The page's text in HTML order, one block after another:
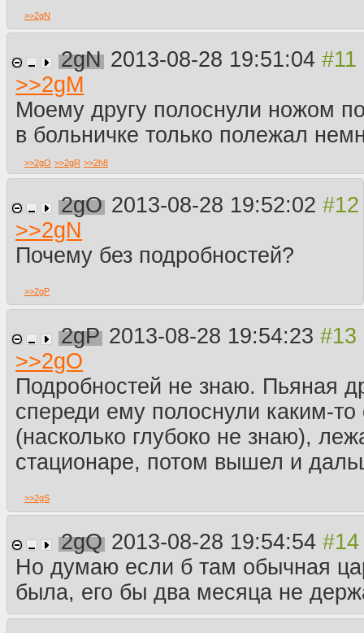
>>2gN
2gN 2013-08-28 19:51:04
>>2gM
Моему другу полоснули ножом
в больничке только полежал
>>2gO >>2gR >>2h8
2gO 2013-08-28 19:52:02
>>2gN
Почему без подробностей?
>>2gP
2gP 2013-08-28 19:54:23
>>2gO
Подробностей не знаю. Пьяная
спереди ему полоснули каким-то
(насколько глубоко не знаю),
стационаре, потом вышел и
>>2gS
2gQ 2013-08-28 19:54:54
Но думаю если б там обычная
была, его бы два месяца не